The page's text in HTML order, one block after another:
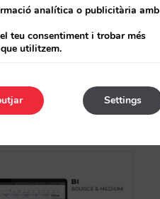
analítica o publicitària amb
teu consentiment i trobar més
utilitzem.
Settings